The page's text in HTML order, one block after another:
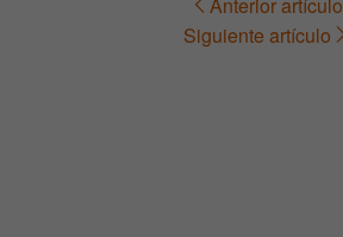
NavegaciónSiguiente artículo